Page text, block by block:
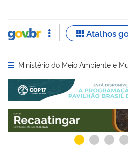
Abrir menu principal de
Ministério do Meio Ambiente e
Serviços recomendados para